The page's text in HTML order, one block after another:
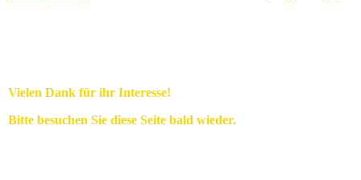
Vielen Dank für ihr Interesse!
Bitte besuchen Sie diese Seite bald wieder.